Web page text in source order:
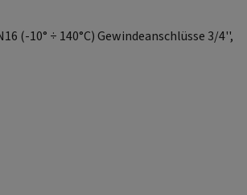
(-10° ÷ 140°C) Gewindeanschlüsse 3/4'',